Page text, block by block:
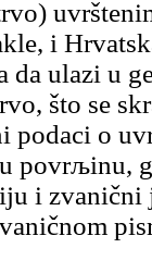
i
da ulazi u
što se
podaci o
povrљinu,
i zvanični